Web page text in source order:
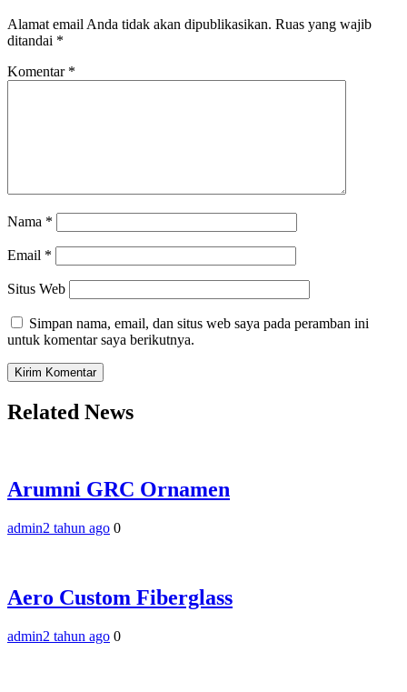
Alamat email Anda tidak akan dipublikasikan. Ruas yang wajib
ditandai *
Komentar *
Nama *
Email *
Situs Web
Simpan nama, email, dan situs web saya pada peramban ini
untuk komentar saya berikutnya.
Related News
Arumni GRC Ornamen
admin2 tahun ago 0
Aero Custom Fiberglass
admin2 tahun ago 0